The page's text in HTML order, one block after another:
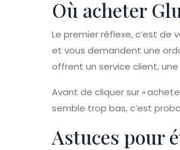
Où acheter
Le premier réflexe, c’est de
et vous demandent une
offrent un service client,
Avant de cliquer sur «
semble trop bas, c’est
Astuces pour